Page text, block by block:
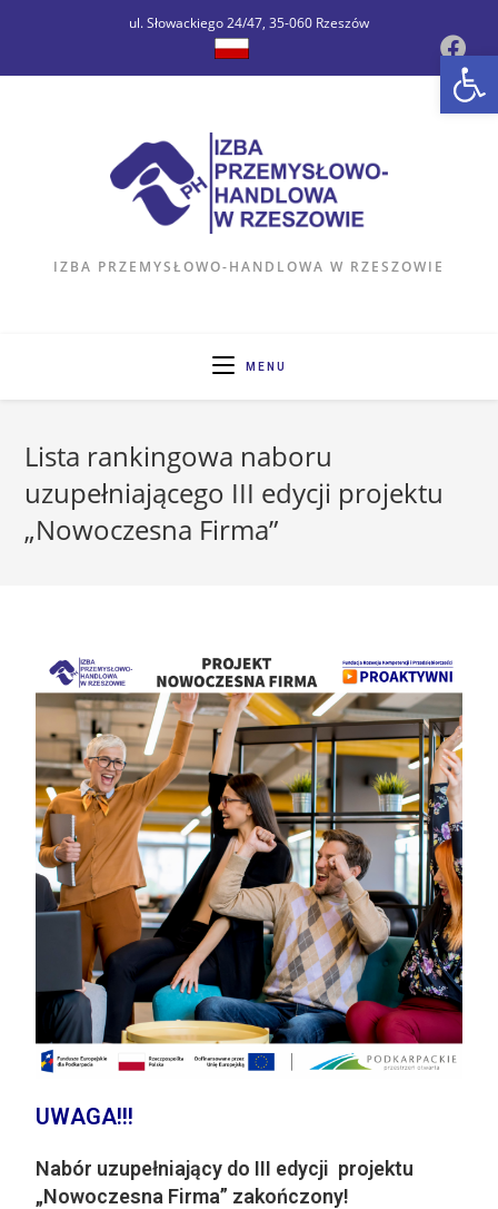
ul. Słowackiego 24/47, 35-060 Rzeszów
IZBA PRZEMYSŁOWO-HANDLOWA W RZESZOWIE
MENU
Lista rankingowa naboru
uzupełniającego III edycji projektu
„Nowoczesna Firma”
UWAGA!!!
Nabór uzupełniający do III edycji projektu
„Nowoczesna Firma” zakończony!